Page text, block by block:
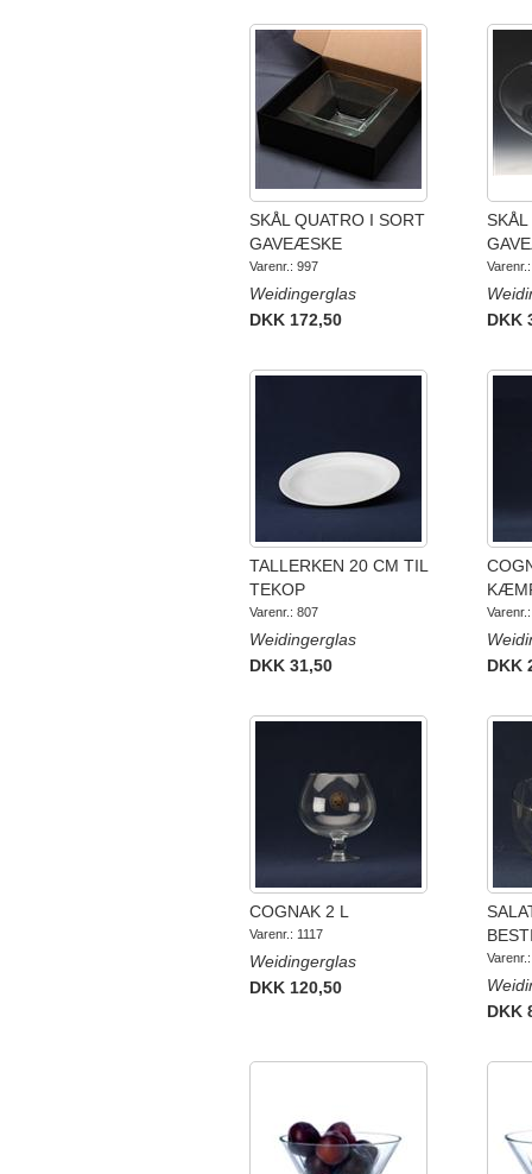
SKÅL QUATRO I SORT
GAVEÆSKE
Varenr.: 997
Weidingerglas
DKK 172,50
SKÅL
DKK
TALLERKEN 20 CM TIL
TEKOP
Varenr.: 807
Weidingerglas
DKK 31,50
DKK
COGNAK 2 L
Varenr.: 1117
Weidingerglas
DKK 120,50
DKK